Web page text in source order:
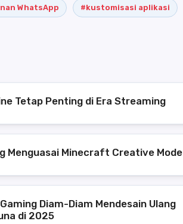
WhatsApp #kustomisasi aplikasi
Tetap Penting di Era Streaming
Menguasai Minecraft Creative Mode
Diam-Diam Mendesain Ulang
di 2025